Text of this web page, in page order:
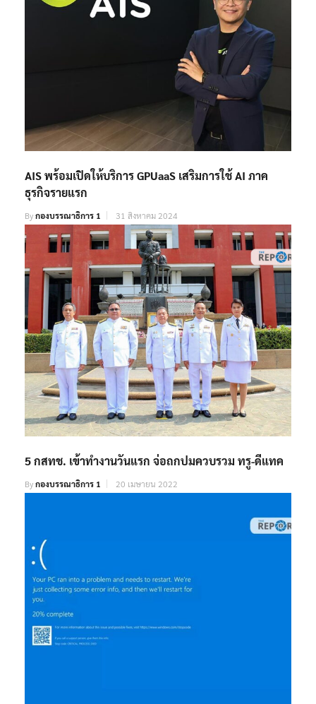
​AIS พร้อมเปิดให้บริการ GPUaaS เสริมการใช้ AI ภาค
ธุรกิจรายแรก
Byกองบรรณาธิการ 1 31 สิงหาคม 2024
5 กสทช. เข้าทำงานวันแรก จ่อถกปมควบรวม ทรู-ดีแทค
Byกองบรรณาธิการ 1 20 เมษายน 2022